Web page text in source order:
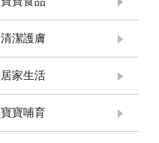
清潔護膚
居家生活
寶寶哺育